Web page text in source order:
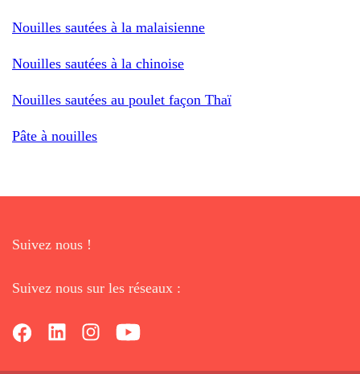
Nouilles sautées à la malaisienne
Nouilles sautées à la chinoise
Nouilles sautées au poulet façon Thaï
Pâte à nouilles
Suivez nous !
Suivez nous sur les réseaux :